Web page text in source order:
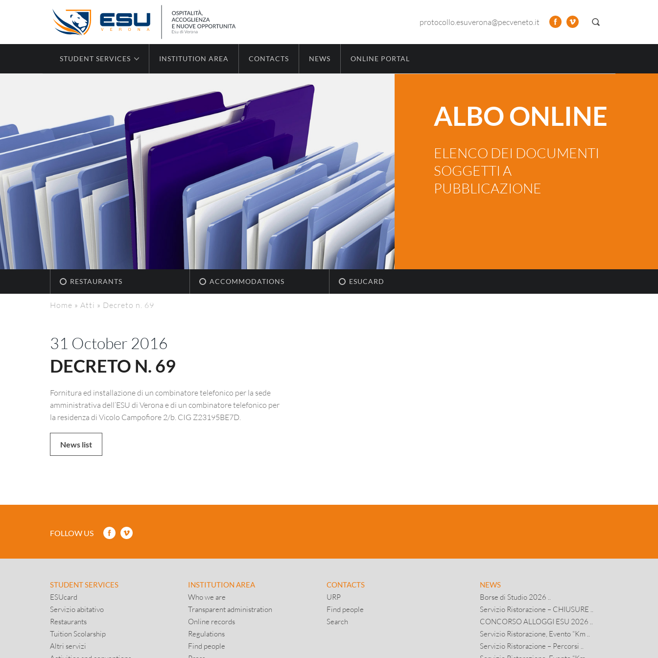
protocollo.esuverona@pecveneto.it
STUDENT SERVICES INSTITUTION AREA CONTACTS NEWS ONLINE PORTAL
ALBO ONLINE
ELENCO DEI DOCUMENTI
SOGGETTI A
PUBBLICAZIONE
RESTAURANTS ACCOMMODATIONS ESUCARD
Home » Atti » Decreto n. 69
31 October 2016
DECRETO N. 69
Fornitura ed installazione di un combinatore telefonico per la sede
amministrativa dell’ESU di Verona e di un combinatore telefonico per
la residenza di Vicolo Campofiore 2/b. CIG Z23195BE7D.
News list
FOLLOW US
STUDENT SERVICES
ESUcard
Servizio abitativo
Restaurants
Tuition Scolarship
Altri servizi
INSTITUTION AREA
Who we are
Transparent administration
Online records
Regulations
Find people
CONTACTS
URP
Find people
Search
NEWS
Borse di Studio 2026 ..
Servizio Ristorazione – CHIUSURE ..
CONCORSO ALLOGGI ESU 2026 ..
Servizio Ristorazione, Evento “Km ..
Servizio Ristorazione – Percorsi ..